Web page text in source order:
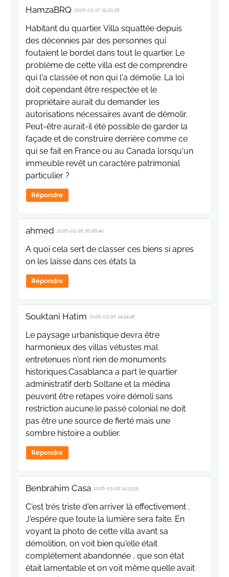
HamzaBRQ 2026-03-27 15:20:26
Habitant du quartier. Villa squattée depuis
des décennies par des personnes qui
foutaient le bordel dans tout le quartier. Le
problème de cette villa est de comprendre
qui l'a classée et non qui l'a démolie. La loi
doit cependant être respectée et le
propriétaire aurait du demander les
autorisations nécessaires avant de démolir.
Peut-être aurait-il été possible de garder la
façade et de construire derrière comme ce
qui se fait en France ou au Canada lorsqu'un
immeuble revêt un caractère patrimonial
particulier ?
Répondre
ahmed 2026-03-26 16:06:40
A quoi cela sert de classer ces biens si apres
on les laisse dans ces états la
Répondre
Souktani Hatim 2026-03-26 14:54:48
Le paysage urbanistique devra être
harmonieux des villas vétustes mal
entretenues n'ont rien de monuments
historiques.Casablanca a part le quartier
administratif derb Soltane et la médina
peuvent être retapes voire démoli sans
restriction aucune.le passé colonial ne doit
pas être une source de fierté mais une
sombre histoire a oublier.
Répondre
Benbrahim Casa 2026-03-26 14:33:55
C'est trés triste d'en arriver là effectivement .
J'espére que toute la lumière sera faite. En
voyant la photo de cette villa avant sa
démolition, on voit bien qu'elle était
complétement abandonnée , que son état
était lamentable et on voit même quelle avait